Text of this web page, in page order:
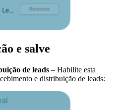
e salve
de leads – Habilite esta
e distribuição de leads: